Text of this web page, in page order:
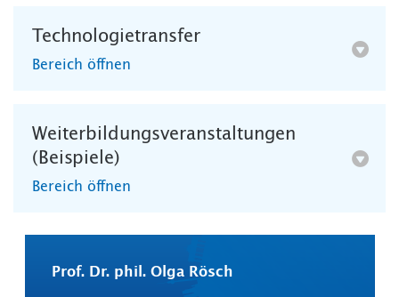
Technologietransfer
Bereich öffnen
Weiterbildungsveranstaltungen
(Beispiele)
Bereich öffnen
Prof. Dr. phil. Olga Rösch